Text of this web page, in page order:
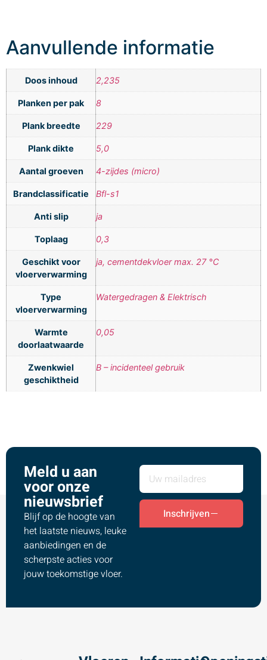
Aanvullende informatie
Doos inhoud 2,235
Planken per pak 8
Plank breedte 229
Plank dikte 5,0
Aantal groeven 4-zijdes (micro)
Brandclassificatie Bfl-s1
Anti slip ja
Toplaag 0,3
Geschikt voor
vloerverwarming
ja, cementdekvloer max. 27 °C
Type
vloerverwarming
Watergedragen & Elektrisch
Warmte
doorlaatwaarde
0,05
Zwenkwiel
geschiktheid
B – incidenteel gebruik
Meld u aan
voor onze
nieuwsbrief
Blijf op de hoogte van
het laatste nieuws, leuke
aanbiedingen en de
scherpste acties voor
jouw toekomstige vloer.
Inschrijven